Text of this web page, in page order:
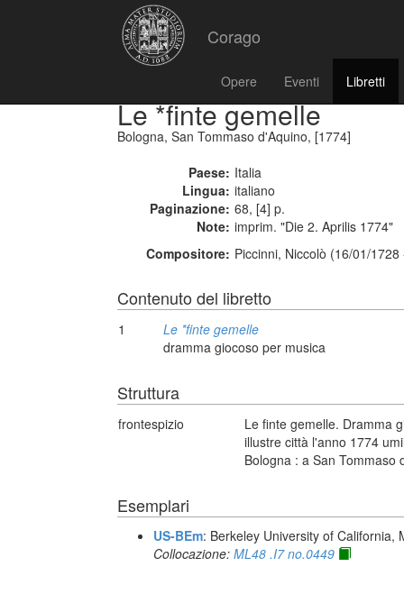
Corago
Opere Eventi Libretti
Le *finte gemelle
Bologna, San Tommaso d'Aquino, [1774]
Paese: Italia
Lingua: italiano
Paginazione: 68, [4] p.
Note: imprim. "Die 2. Aprilis 1774"
Compositore: Piccinni, Niccolò (16/01/
Contenuto del libretto
1
Le *finte gemelle
dramma giocoso per musica
Struttura
frontespizio
Le finte gemelle. Dramma
illustre città l'anno 1774
Bologna : a San Tommaso
Esemplari
US-BEm: Berkeley University of California,
Collocazione: ML48 .I7 no.0449